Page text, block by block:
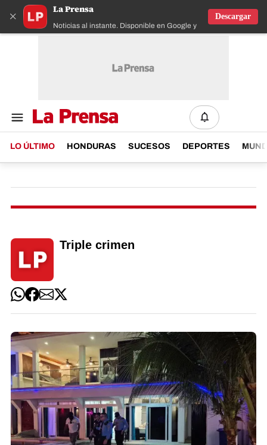
×
La Prensa
Noticias al instante. Disponible en Google y IOS
Descargar
LO ÚLTIMO HONDURAS SUCESOS DEPORTES
Triple crimen